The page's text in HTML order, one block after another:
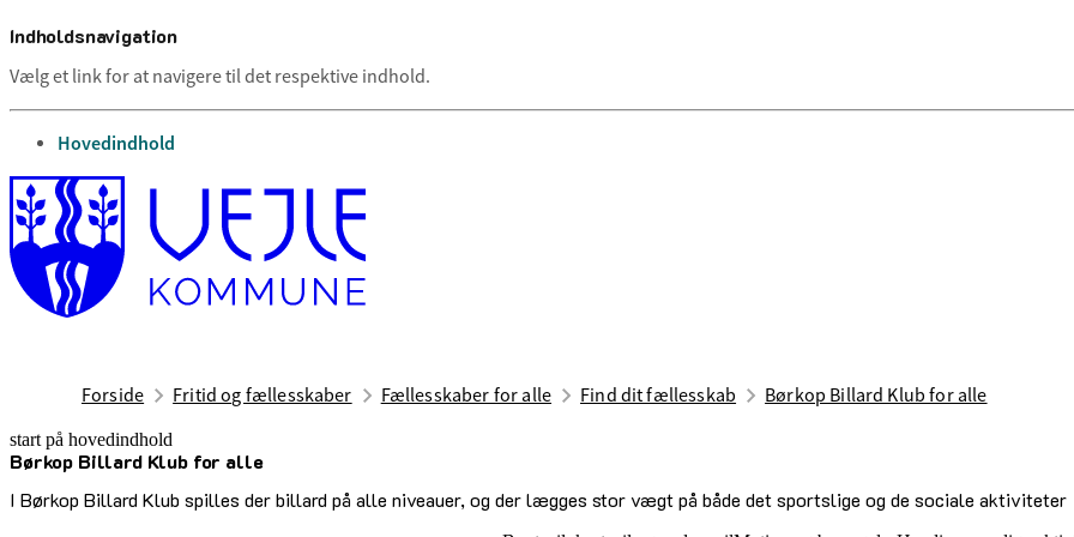
Indholdsnavigation
Vælg et link for at navigere til det respektive indhold.
gå til
Hovedindhold
Forside Fritid og fællesskaber Fællesskaber for alle Find dit fællesskab Børkop Billard Klub for alle
start på hovedindhold
Børkop Billard Klub for alle
I Børkop Billard Klub spilles der billard på alle niveauer, og der lægges stor vægt på både det sportslige og de sociale aktiviteter
senest opdateret 12. maj 2026